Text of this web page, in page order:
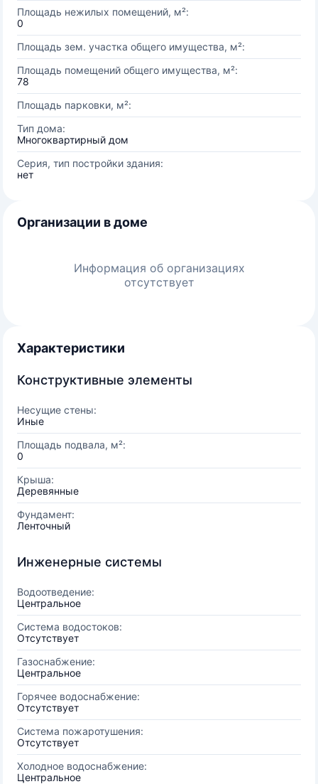
Площадь нежилых помещений, м²:
0
Площадь зем. участка общего имущества, м²:
Площадь помещений общего имущества, м²:
78
Площадь парковки, м²:
Тип дома:
Многоквартирный дом
Серия, тип постройки здания:
нет
Организации в доме
Информация об организациях
отсутствует
Характеристики
Конструктивные элементы
Несущие стены:
Иные
Площадь подвала, м²:
0
Крыша:
Деревянные
Фундамент:
Ленточный
Инженерные системы
Водоотведение:
Центральное
Система водостоков:
Отсутствует
Газоснабжение:
Центральное
Горячее водоснабжение:
Отсутствует
Система пожаротушения:
Отсутствует
Холодное водоснабжение:
Центральное